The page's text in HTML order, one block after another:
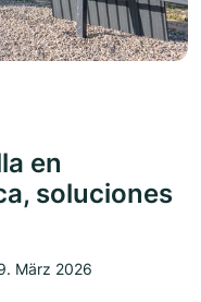
en
soluciones
März 2026